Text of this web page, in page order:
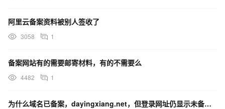
阿里云备案资料被别人签收了
3058 1
备案网站有的需要邮寄材料，有的不需要么
4482 1
为什么域名已备案，dayingxiang.net，但登录网址仍显示未备案？